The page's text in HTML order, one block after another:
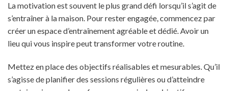
La motivation est souvent le plus grand défi lorsqu’il s’agit de
s’entraîner à la maison. Pour rester engagée, commencez par
créer un espace d’entraînement agréable et dédié. Avoir un
lieu qui vous inspire peut transformer votre routine.
Mettez en place des objectifs réalisables et mesurables. Qu’il
s’agisse de planifier des sessions régulières ou d’atteindre